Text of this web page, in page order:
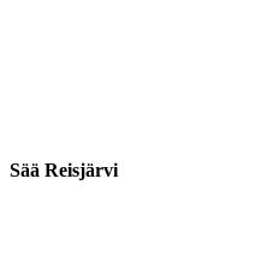
Sää Reisjärvi